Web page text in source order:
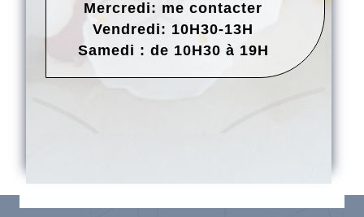
Mercredi: me contacter
Vendredi: 10H30-13H
Samedi : de 10H30 à 19H